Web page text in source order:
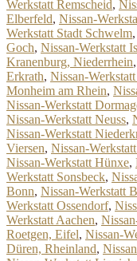
Werkstatt Remscheid,
Elberfeld, Nissan-
Werkstatt Stadt Schwelm,
Goch, Nissan-Werkstatt
Kranenburg, Niederrhein,
Erkrath, Nissan-
Monheim am Rhein,
Nissan-Werkstatt
Nissan-Werkstatt Neuss,
Nissan-Werkstatt
Viersen, Nissan-
Nissan-Werkstatt Hünxe,
Werkstatt Sonsbeck,
Bonn, Nissan-Werkstatt
Werkstatt Ossendorf,
Werkstatt Aachen,
Roetgen, Eifel, Nissan-
Düren, Rheinland,